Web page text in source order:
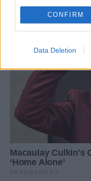
CONFIRM
Data Deletion